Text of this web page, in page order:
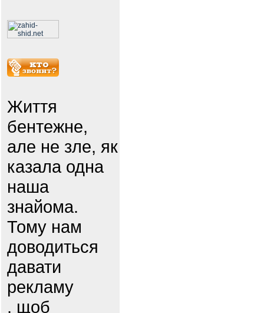
Життя
бентежне,
але не зле, як
казала одна
наша
знайома.
Тому нам
доводиться
давати
рекламу
, щоб